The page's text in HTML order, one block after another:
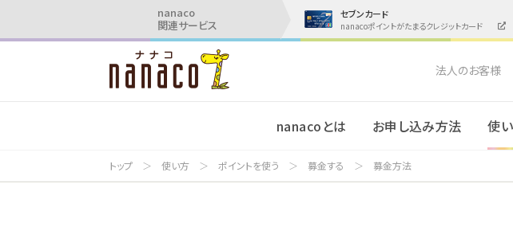
nanaco
関連サービス
セブンカード
nanacoポイントがたまるクレジットカード
法人のお客様
nanacoとは お申し込み方法 使
トップ 使い方 ポイントを使う 募金する 募金方法